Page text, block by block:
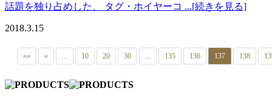
話題を独り占めした、 タグ・ホイヤーコ ...[続きを見る]
2018.3.15
«« « 10 20 30 135 136 137 138